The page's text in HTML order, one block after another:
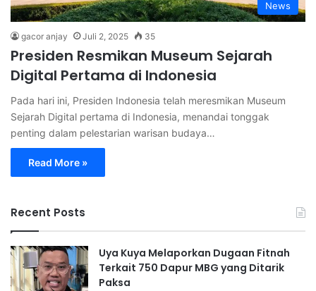
News
gacor anjay Juli 2, 2025 35
Presiden Resmikan Museum Sejarah
Digital Pertama di Indonesia
Pada hari ini, Presiden Indonesia telah meresmikan Museum
Sejarah Digital pertama di Indonesia, menandai tonggak
penting dalam pelestarian warisan budaya…
Read More »
Recent Posts
Uya Kuya Melaporkan Dugaan Fitnah
Terkait 750 Dapur MBG yang Ditarik
Paksa